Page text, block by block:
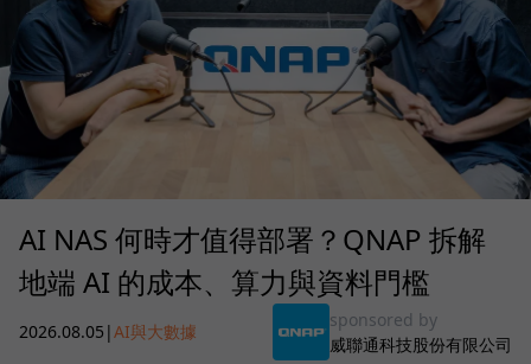
AI NAS 何時才值得部署？QNAP 拆解
地端 AI 的成本、算力與資料門檻
2026.08.05 |AI與大數據
sponsored by
威聯通科技股份有限公司